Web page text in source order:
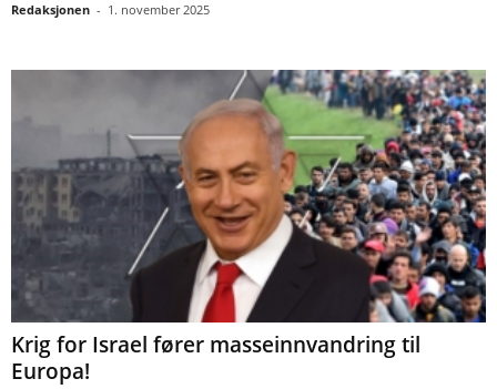
Redaksjonen - 1. november 2025
Krig for Israel fører masseinnvandring til
Europa!